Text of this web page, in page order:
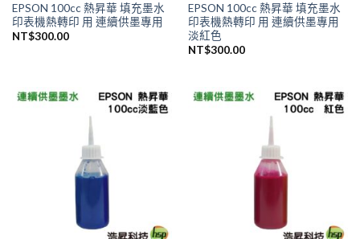
EPSON 100cc 熱昇華 填充墨水
印表機熱轉印 用 連續供墨專用
NT$300.00
EPSON 100cc 熱昇華 填充墨水
印表機熱轉印 用 連續供墨專用
淡紅色
NT$300.00